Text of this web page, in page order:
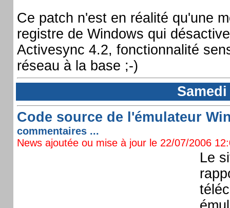
Ce patch n'est en réalité qu'une
registre de Windows qui
Activesync 4.2, fonctionnalité
réseau à la base ;-)
Code source de l'émulateur
commentaires ...
News ajoutée ou mise à jour le 22/07/2006
Le